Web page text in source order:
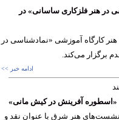
هنر فلزكاری ساسانی» در
کارگاه آموزشی «نمادشناسی در
می‌كند.
ادامه خبر >>
آفرینش در كیش مانی»
هنر شرق با عنوان نقد و